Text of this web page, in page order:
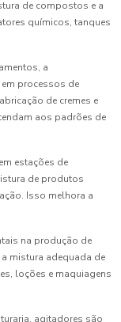
de compostos e a
químicos, tanques
a
processos de
de cremes e
aos padrões de
estações de
de produtos
Isso melhora a
na produção de
mistura adequada de
loções e maquiagens
agitadores são